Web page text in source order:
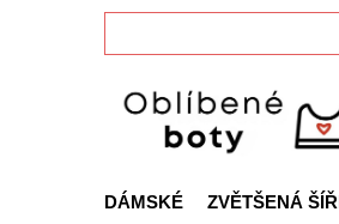
DÁMSKÉ ZVĚTŠENÁ